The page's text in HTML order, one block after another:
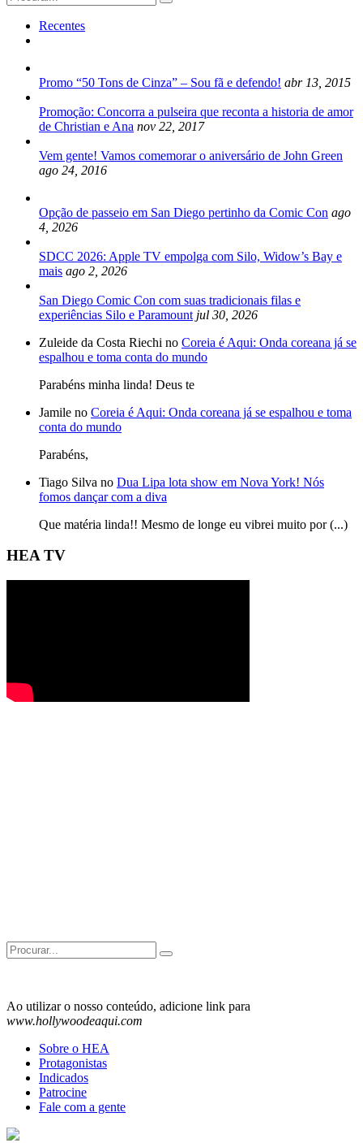
for:
Recentes
Promo “50 Tons de Cinza” – Sou fã e defendo! abr 13, 2015
Promoção: Concorra a pulseira que reconta a historia de amor
de Christian e Ana nov 22, 2017
Vem gente! Vamos comemorar o aniversário de John Green
ago 24, 2016
Opção de passeio em San Diego pertinho da Comic Con ago
4, 2026
SDCC 2026: Apple TV empolga com Silo, Widow’s Bay e
mais ago 2, 2026
San Diego Comic Con com suas tradicionais filas e
experiências Silo e Paramount jul 30, 2026
Zuleide da Costa Riechi no Coreia é Aqui: Onda coreana já se
espalhou e toma conta do mundo
Parabéns minha linda! Deus te
Jamile no Coreia é Aqui: Onda coreana já se espalhou e toma
conta do mundo
Parabéns,
Tiago Silva no Dua Lipa lota show em Nova York! Nós
fomos dançar com a diva
Que matéria linda!! Mesmo de longe eu vibrei muito por (...)
HEA TV
Search
for:
Ao utilizar o nosso conteúdo, adicione link para
www.hollywoodeaqui.com
Sobre o HEA
Protagonistas
Indicados
Patrocine
Fale com a gente